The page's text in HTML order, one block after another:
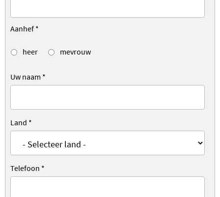
Aanhef *
heer mevrouw
Uw naam *
Land *
Telefoon *